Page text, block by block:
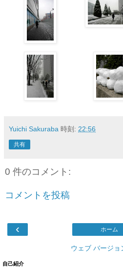
Yuichi Sakuraba 時刻: 22:56
共有
0 件のコメント:
コメントを投稿
‹ ホーム
ウェブ バージョ
自己紹介